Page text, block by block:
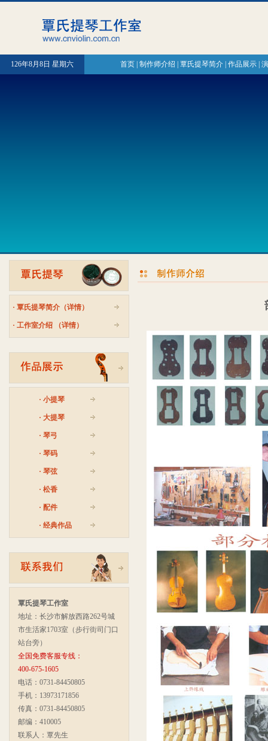
126年8月8日 星期六 首页| 制作师介绍 覃氏提琴简介| 作品展示|
· 覃氏提琴简介（详情）
· 工作室介绍 （详情）
· 小提琴
· 大提琴
· 琴弓
· 琴码
· 琴弦
· 松香
· 配件
· 经典作品
覃氏提琴工作室
地址：长沙市解放西路262号城
市生活家1703室（步行街司门口
站台旁）
全国免费客服专线：
400-675-1605
电话：0731-84450805
手机：13973171856
传真：0731-84450805
邮编：410005
联系人：覃先生